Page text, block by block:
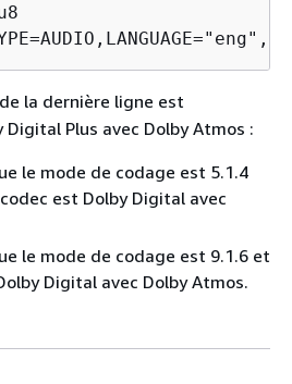
la dernière ligne est
Plus avec Dolby Atmos :
le mode de codage est 5.1.4
est Dolby Digital avec
le mode de codage est 9.1.6 et
Digital avec Dolby Atmos.